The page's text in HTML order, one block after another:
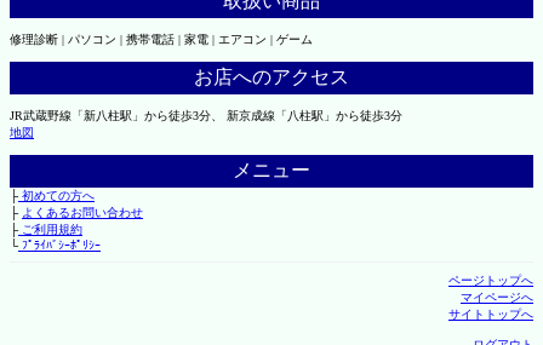
修理診断 | パソコン | 携帯電話 | 家電 | エアコン | ゲーム
お店へのアクセス
JR武蔵野線「新八柱駅」から徒歩3分、 新京成線「八柱駅」から徒歩3分
地図
メニュー
├初めての方へ
├ よくあるお問い合わせ
├ご利用規約
└ﾌﾟﾗｲﾊﾞｼｰﾎﾟﾘｼｰ
ページトップへ
マイページへ
サイトトップへ